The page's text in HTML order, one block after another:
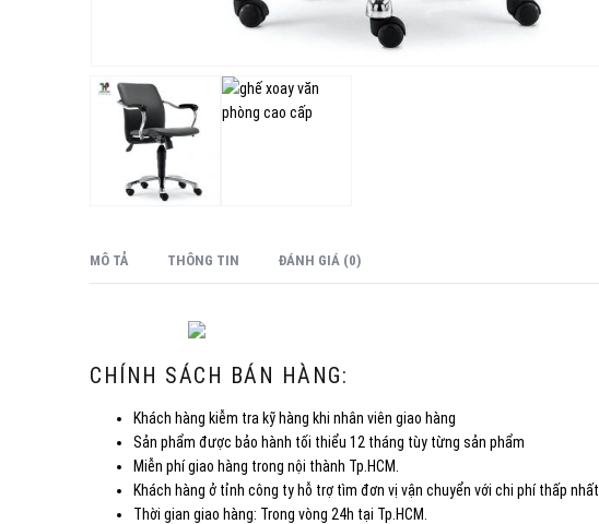
MÔ TẢ THÔNG TIN ĐÁNH GIÁ (0)
CHÍNH SÁCH BÁN HÀNG:
Khách hàng kiễm tra kỹ hàng khi nhân viên giao hàng
Sản phẩm được bảo hành tối thiểu 12 tháng tùy từng sản phẩm
Miễn phí giao hàng trong nội thành Tp.HCM.
Khách hàng ở tỉnh công ty hỗ trợ tìm đơn vị vận chuyển với chi phí thấp nhất.
Thời gian giao hàng: Trong vòng 24h tại Tp.HCM.